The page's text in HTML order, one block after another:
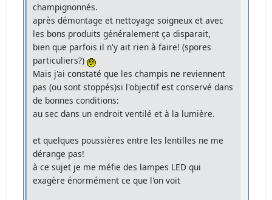
champignonnés.
après démontage et nettoyage soigneux et avec
les bons produits généralement ça disparait,
bien que parfois il n'y ait rien à faire! (spores
particuliers?)
Mais j'ai constaté que les champis ne reviennent
pas (ou sont stoppés)si l'objectif est conservé dans
de bonnes conditions:
au sec dans un endroit ventilé et à la lumière.
et quelques poussières entre les lentilles ne me
dérange pas!
à ce sujet je me méfie des lampes LED qui
exagère énormément ce que l'on voit